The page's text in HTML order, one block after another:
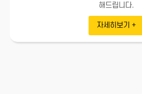
해드립니다.
자세히보기 +